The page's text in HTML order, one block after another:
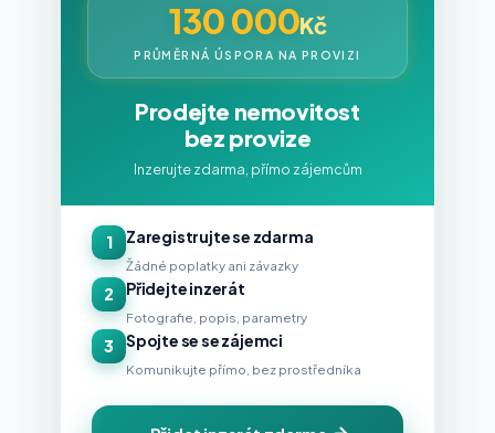
130 000Kč
PRŮMĚRNÁ ÚSPORA NA PROVIZI
Prodejte nemovitost
bez provize
Inzerujte zdarma, přímo zájemcům
1 Zaregistrujte se zdarma
Žádné poplatky ani závazky
2 Přidejte inzerát
Fotografie, popis, parametry
3 Spojte se se zájemci
Komunikujte přímo, bez prostředníka